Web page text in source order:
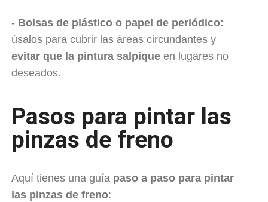
- Bolsas de plástico o papel de periódico:
úsalos para cubrir las áreas circundantes y
evitar que la pintura salpique en lugares no
deseados.
Pasos para pintar las
pinzas de freno
Aquí tienes una guía paso a paso para pintar
las pinzas de freno: